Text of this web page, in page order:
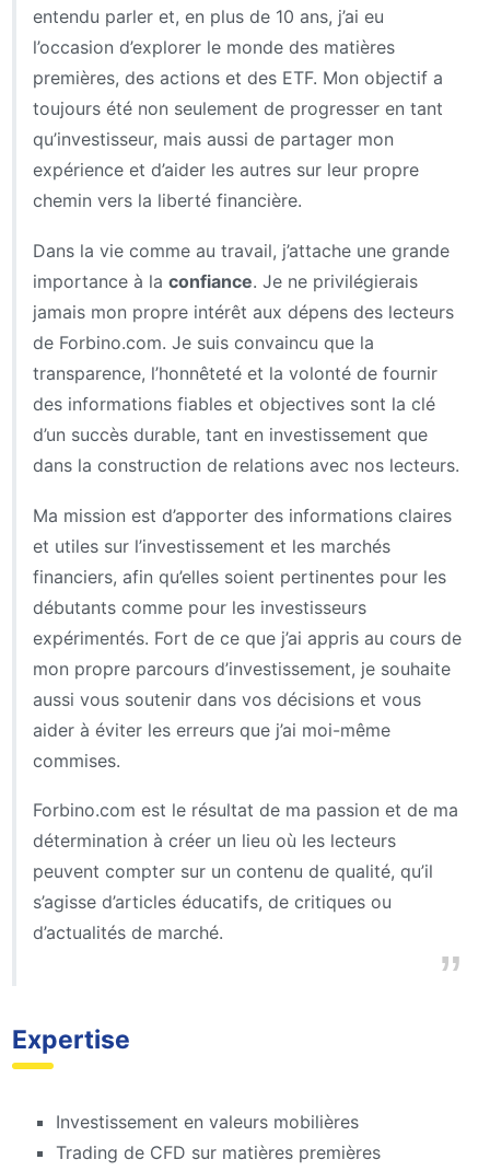
entendu parler et, en plus de 10 ans, j’ai eu
l’occasion d’explorer le monde des matières
premières, des actions et des ETF. Mon objectif a
toujours été non seulement de progresser en tant
qu’investisseur, mais aussi de partager mon
expérience et d’aider les autres sur leur propre
chemin vers la liberté financière.
Dans la vie comme au travail, j’attache une grande
importance à la confiance. Je ne privilégierais
jamais mon propre intérêt aux dépens des lecteurs
de Forbino.com. Je suis convaincu que la
transparence, l’honnêteté et la volonté de fournir
des informations fiables et objectives sont la clé
d’un succès durable, tant en investissement que
dans la construction de relations avec nos lecteurs.
Ma mission est d’apporter des informations claires
et utiles sur l’investissement et les marchés
financiers, afin qu’elles soient pertinentes pour les
débutants comme pour les investisseurs
expérimentés. Fort de ce que j’ai appris au cours de
mon propre parcours d’investissement, je souhaite
aussi vous soutenir dans vos décisions et vous
aider à éviter les erreurs que j’ai moi-même
commises.
Forbino.com est le résultat de ma passion et de ma
détermination à créer un lieu où les lecteurs
peuvent compter sur un contenu de qualité, qu’il
s’agisse d’articles éducatifs, de critiques ou
d’actualités de marché.
Expertise
Investissement en valeurs mobilières
Trading de CFD sur matières premières